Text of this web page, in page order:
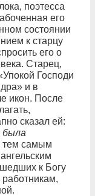
поэтесса
его
состоянии
к старцу
его о
Старец,
Господи
и в
икон. После
сказал ей:
была
тем самым
к Богу